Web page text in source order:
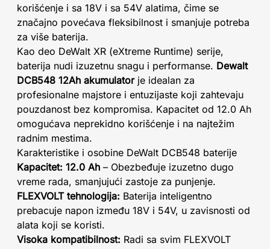
korišćenje i sa 18V i sa 54V alatima, čime se
značajno povećava fleksibilnost i smanjuje potreba
za više baterija.
Kao deo DeWalt XR (eXtreme Runtime) serije,
baterija nudi izuzetnu snagu i performanse. Dewalt
DCB548 12Ah akumulatorje idealan za
profesionalne majstore i entuzijaste koji zahtevaju
pouzdanost bez kompromisa. Kapacitet od 12.0 Ah
omogućava neprekidno korišćenje i na najtežim
radnim mestima.
Karakteristike i osobine DeWalt DCB548 baterije
Kapacitet: 12.0 Ah – Obezbeđuje izuzetno dugo
vreme rada, smanjujući zastoje za punjenje.
FLEXVOLT tehnologija: Baterija inteligentno
prebacuje napon između 18V i 54V, u zavisnosti od
alata koji se koristi.
Visoka kompatibilnost: Radi sa svim FLEXVOLT